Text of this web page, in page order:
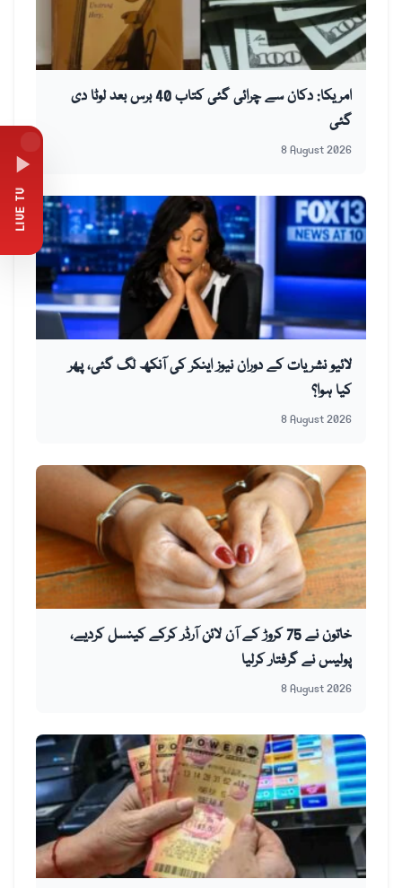
LIVE TV
امریکا: دکان سے چرائی گئی کتاب 40 برس بعد لوٹا دی
گئی
8 August 2026
لائیو نشریات کے دوران نیوز اینکر کی آنکھ لگ گئی، پھر
کیا ہوا؟
8 August 2026
خاتون نے 75 کروڑ کے آن لائن آرڈر کرکے کینسل کردیے،
پولیس نے گرفتار کرلیا
8 August 2026